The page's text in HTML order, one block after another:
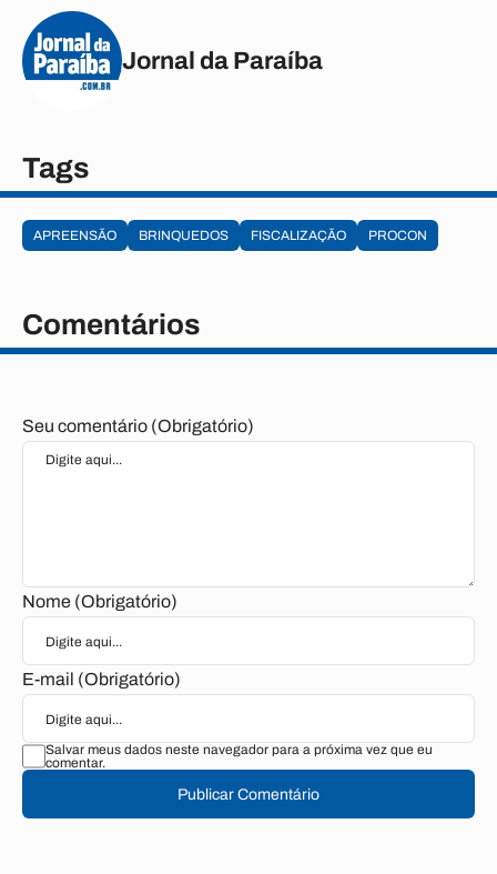
Jornal da Paraíba
Tags
APREENSÃO BRINQUEDOS FISCALIZAÇÃO PROCON
Comentários
Seu comentário (Obrigatório)
Nome (Obrigatório)
E-mail (Obrigatório)
Salvar meus dados neste navegador para a próxima vez que eu
comentar.
Publicar Comentário